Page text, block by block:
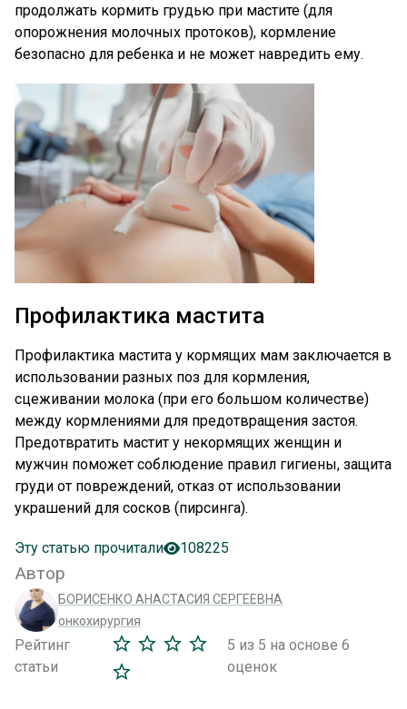
продолжать кормить грудью при мастите (для
опорожнения молочных протоков), кормление
безопасно для ребенка и не может навредить ему.
Профилактика мастита
Профилактика мастита у кормящих мам заключается в
использовании разных поз для кормления,
сцеживании молока (при его большом количестве)
между кормлениями для предотвращения застоя.
Предотвратить мастит у некормящих женщин и
мужчин поможет соблюдение правил гигиены, защита
груди от повреждений, отказ от использовании
украшений для сосков (пирсинга).
Эту статью прочитали 108225
Автор
БОРИСЕНКО АНАСТАСИЯ СЕРГЕЕВНА
онкохирургия
Рейтинг
статьи
5 из 5 на основе 6
оценок